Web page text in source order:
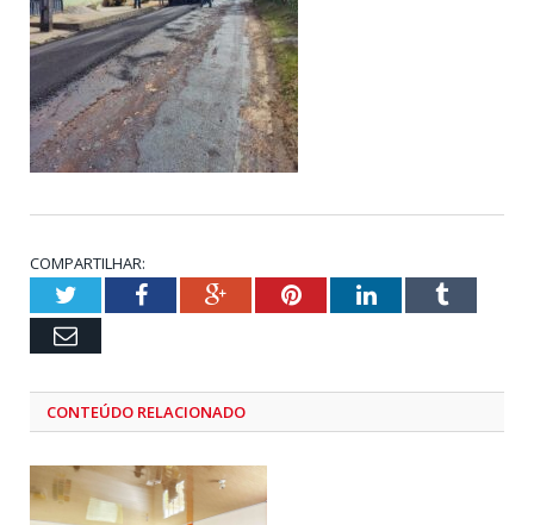
COMPARTILHAR:
TwitterFacebookGoogle+PinterestLinkedInTumblr
Email
CONTEÚDO RELACIONADO